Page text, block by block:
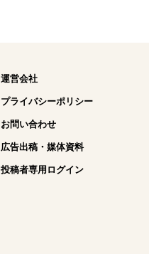
運営会社
プライバシーポリシー
お問い合わせ
広告出稿・媒体資料
投稿者専用ログイン